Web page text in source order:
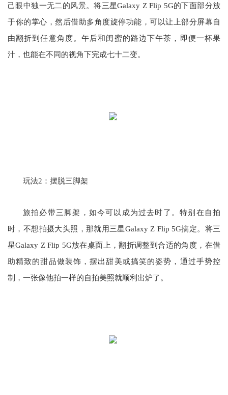
己眼中独一无二的风景。将三星Galaxy Z Flip 5G的下面部分放
于你的掌心，然后借助多角度旋停功能，可以让上部分屏幕自
由翻折到任意角度。午后和闺蜜的路边下午茶，即便一杯果
汁，也能在不同的视角下完成七十二变。
玩法2：摆脱三脚架
旅拍必带三脚架，如今可以成为过去时了。特别在自拍
时，不想拍摄大头照，那就用三星Galaxy Z Flip 5G搞定。将三
星Galaxy Z Flip 5G放在桌面上，翻折调整到合适的角度，在借
助精致的甜品做装饰，摆出甜美或搞笑的姿势，通过手势控
制，一张像他拍一样的自拍美照就顺利出炉了。